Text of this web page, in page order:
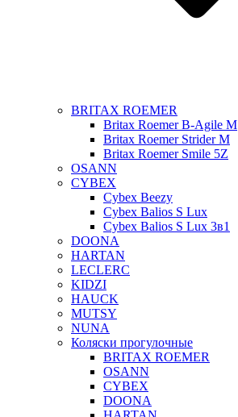
BRITAX ROEMER
Britax Roemer B-Agile M
Britax Roemer Strider M
Britax Roemer Smile 5Z
OSANN
CYBEX
Cybex Beezy
Cybex Balios S Lux
Cybex Balios S Lux 3в1
DOONA
HARTAN
LECLERC
KIDZI
HAUCK
MUTSY
NUNA
Коляски прогулочные
BRITAX ROEMER
OSANN
CYBEX
DOONA